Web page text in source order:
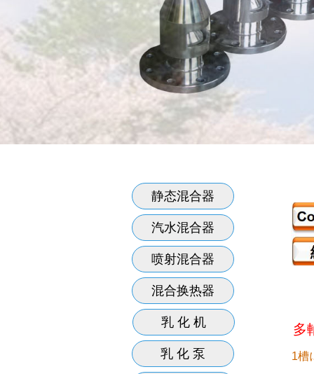
多
1槽
乳 化 机
乳 化 泵
喷射混合器
静态混合器
汽水混合器
混合换热器